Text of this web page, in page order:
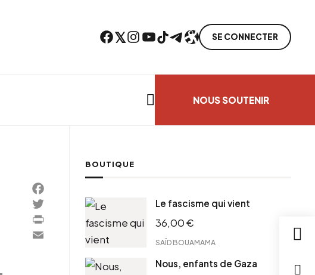
Facebook Twitter Instagram YouTube TikTok TelegramLien SE CONNECTER
NOUS SOUTENIR
Facebook
Twitter
PrintFriendly
Email
BOUTIQUE
Le fascisme qui vient
36,00€
SAÏD BOUAMAMA
Nous, enfants de Gaza